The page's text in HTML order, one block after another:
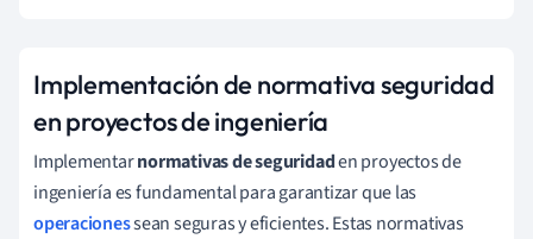
Implementación de normativa seguridad
en proyectos de ingeniería
Implementarnormativas de seguridaden proyectos de
ingeniería es fundamental para garantizar que las
operacionessean seguras y eficientes. Estas normativas